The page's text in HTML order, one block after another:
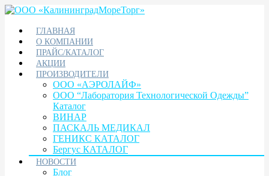
ГЛАВНАЯ
О КОМПАНИИ
ПРАЙС/КАТАЛОГ
АКЦИИ
ПРОИЗВОДИТЕЛИ
ООО «АЭРОЛАЙФ»
ООО “Лаборатория Технологической Одежды”
Каталог
ВИНАР
ПАСКАЛЬ МЕДИКАЛ
ГЕНИКС КАТАЛОГ
Бергус КАТАЛОГ
НОВОСТИ
Блог